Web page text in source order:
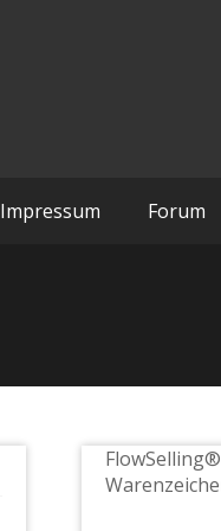
Impressum Forum